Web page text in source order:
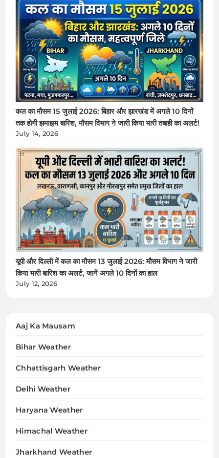
कल का मौसम 15 जुलाई 2026: बिहार और झारखंड में अगले 10 दिनों
तक होगी झमाझम बारिश, मौसम विभाग ने जारी किया भारी तबाही का अलर्ट!
July 14, 2026
यूपी और दिल्ली में कल का मौसम 13 जुलाई 2026: मौसम विभाग ने जारी
किया भारी बारिश का अलर्ट, जानें अगले 10 दिनों का हाल
July 12, 2026
Aaj Ka Mausam
Bihar Weather
Chhattisgarh Weather
Delhi Weather
Haryana Weather
Himachal Weather
Jharkhand Weather